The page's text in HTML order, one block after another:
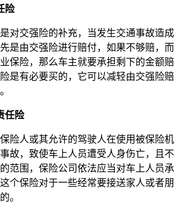
险
对交强险的补充，当发生交通事故造成
是由交强险进行赔付，如果不够赔，而
保险，那么车主就要承担剩下的金额赔
是有必要买的，它可以减轻由交强险赔
任险
险人或其允许的驾驶人在使用被保险机
故，致使车上人员遭受人身伤亡，且不
范围，保险公司依法应当对车上人员承
个保险对于一些经常要接送家人或者朋
。